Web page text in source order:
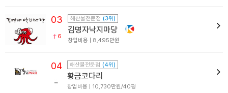
03
6
해산물전문점 (3위)
김명자낙지마당
창업비용 | 8,495만원
04 해산물전문점 (4위)
황금코다리
창업비용 | 10,730만원/40평